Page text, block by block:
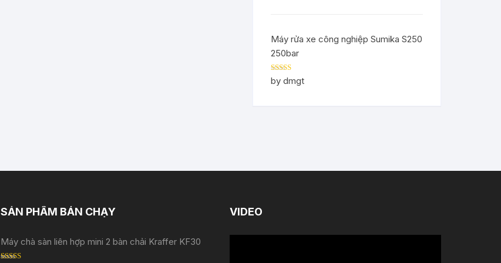
Máy rửa xe công nghiệp Sumika S250
250bar
Rated5out
of 5
by dmgt
SẢN PHẨM BÁN CHẠY
Máy chà sàn liên hợp mini 2 bàn chải Kraffer KF30
VIDEO